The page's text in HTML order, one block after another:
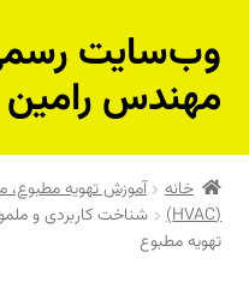
پرش
به
ناوبری
پرش
به
محتوا
وب‌سایت
مهندس رامین
بسته‌های آموزش از راه دور
پکیج جامع مهندس حرفه‌ای
خانه
آموزش تهویه
(HVAC)
شناخت کاربردی و
تهویه مطبوع